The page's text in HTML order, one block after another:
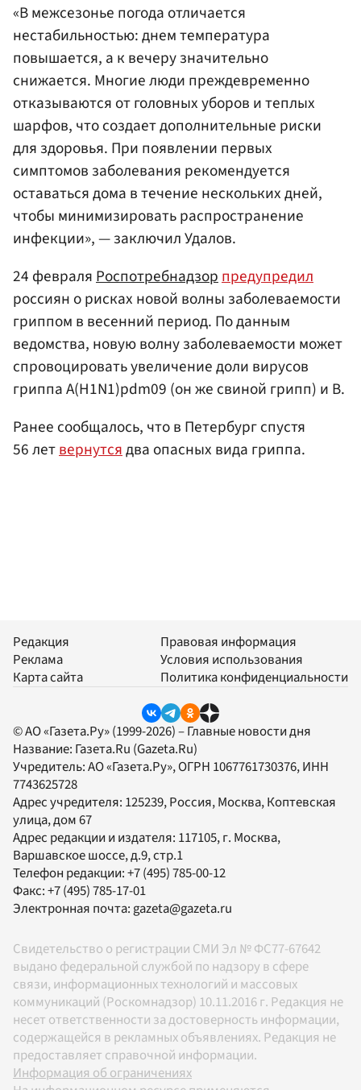
«В межсезонье погода отличается
нестабильностью: днем температура
повышается, а к вечеру значительно
снижается. Многие люди преждевременно
отказываются от головных уборов и теплых
шарфов, что создает дополнительные риски
для здоровья. При появлении первых
симптомов заболевания рекомендуется
оставаться дома в течение нескольких дней,
чтобы минимизировать распространение
инфекции», — заключил Удалов.
24 февраляРоспотребнадзорпредупредил
россиян о рисках новой волны заболеваемости
гриппом в весенний период. По данным
ведомства, новую волну заболеваемости может
спровоцировать увеличение доли вирусов
гриппа A(H1N1)pdm09 (он же свиной грипп) и B.
Ранее сообщалось, что в Петербург спустя
56 летвернутсядва опасных вида гриппа.
Редакция
Реклама
Карта сайта
Правовая информация
Условия использования
Политика конфиденциальности
© АО «Газета.Ру» (1999-2026) – Главные новости дня
Название: Газета.Ru (Gazeta.Ru)
Учредитель:АО «Газета.Ру», ОГРН 1067761730376, ИНН
7743625728
Адрес учредителя: 125239, Россия, Москва, Коптевская
улица, дом 67
Адрес редакции и издателя: 117105, г. Москва,
Варшавское шоссе, д.9, стр.1
Телефон редакции:+7 (495) 785-00-12
Факс:+7 (495) 785-17-01
Электронная почта: gazeta@gazeta.ru
Свидетельство о регистрации СМИ Эл № ФС77-67642
выдано федеральной службой по надзору в сфере
связи, информационных технологий и массовых
коммуникаций (Роскомнадзор) 10.11.2016 г. Редакция не
несет ответственности за достоверность информации,
содержащейся в рекламных объявлениях. Редакция не
предоставляет справочной информации.
Информация об ограничениях